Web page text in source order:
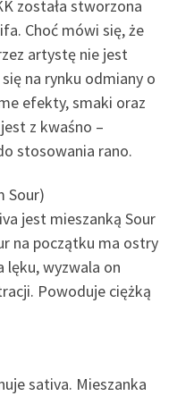
została stworzona
Choć mówi się, że
artystę nie jest
na rynku odmiany o
efekty, smaki oraz
z kwaśno –
stosowania rano.
Sour)
jest mieszanką Sour
na początku ma ostry
lęku, wyzwala on
Powoduje ciężką
sativa. Mieszanka